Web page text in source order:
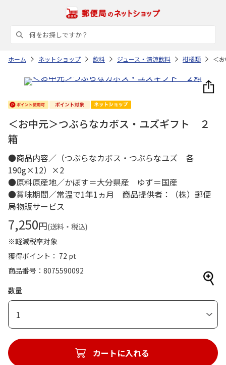
ホーム ネットショップ 飲料 ジュース・清涼飲料 柑橘類 ＜
＜お中元＞つぶらなカボス・ユズギフト ２
箱
●商品内容／（つぶらなカボス・つぶらなユズ 各
190g×12）×2
●原料原産地／かぼす＝大分県産 ゆず＝国産
●賞味期間／常温で1年1ヵ月 商品提供者：（株）郵便
局物販サービス
7,250円(送料・税込)
※軽減税率対象
獲得ポイント： 72 pt
商品番号
8075590092
数量
1
カートに入れる